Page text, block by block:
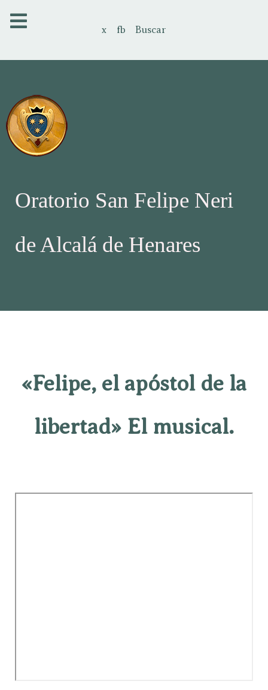
x fb Buscar
Oratorio San Felipe Neri
de Alcalá de Henares
«Felipe, el apóstol de la
libertad» El musical.